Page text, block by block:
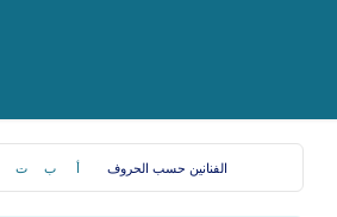
الفنانين حسب الحروف أ ب ت